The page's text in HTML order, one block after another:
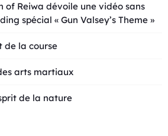
of Reiwa dévoile une vidéo sans
spécial « Gun Valsey’s Theme »
de la course
arts martiaux
de la nature